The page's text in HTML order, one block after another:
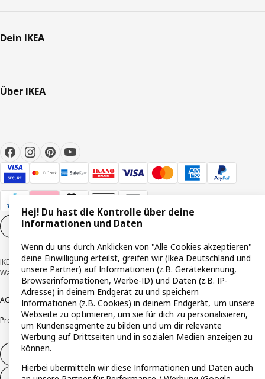
Dein IKEA
Über IKEA
Cookie-Einstellungen
IKEA Deutschland GmbH & Co. KG - Am Wandersmann 2-4, 65719 Hofheim-
Wallau © Inter IKEA Systems B.V. 1999-2026
AGB BarrierefreiheitCookie-RichtlinieDatenschutzerklärungImpressum
ProduktrückrufeResponsible DisclosureVertrauensstelle
Vertrag widerrufen
Hej! Du hast die Kontrolle über deine
Informationen und Daten
Wenn du uns durch Anklicken von "Alle Cookies akzeptieren"
deine Einwilligung erteilst, greifen wir (Ikea Deutschland und
unsere Partner) auf Informationen (z.B. Gerätekennung,
Browserinformationen, Werbe-ID) und Daten (z.B. IP-
Adresse) in deinem Endgerät zu und speichern
Informationen (z.B. Cookies) in deinem Endgerät, um unsere
Webseite zu optimieren, um sie für dich zu personalisieren,
um Kundensegmente zu bilden und um dir relevante
Werbung auf Drittseiten und in sozialen Medien anzeigen zu
können.
Hierbei übermitteln wir diese Informationen und Daten auch